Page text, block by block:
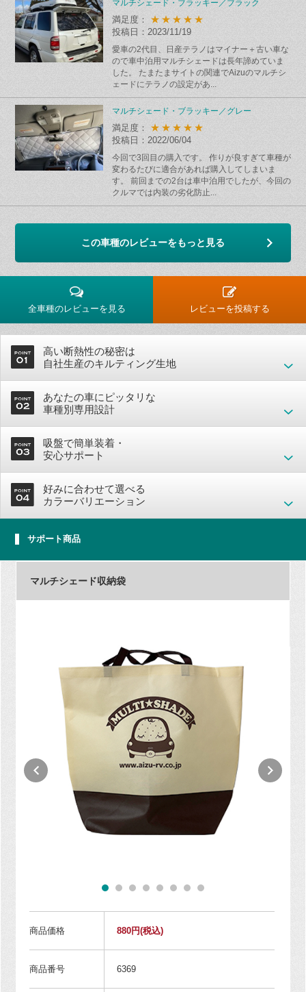
マルチシェード・ブラッキー／ブラック
満足度： ★★★★★
投稿日：2023/11/19
愛車の2代目、日産テラノはマイナー＋古い車な
ので車中泊用マルチシェードは長年諦めていま
した。 たまたまサイトの関連でAizuのマルチシ
ェードにテラノの設定があ...
マルチシェード・ブラッキー／グレー
満足度： ★★★★★
投稿日：2022/06/04
今回で3回目の購入です。 作りが良すぎて車種が
変わるたびに適合があれば購入してしまいま
す。 前回までの2台は車中泊用でしたが、今回の
クルマでは内装の劣化防止...
この車種のレビューをもっと見る
全車種のレビューを見る レビューを投稿する
高い断熱性の秘密は
自社生産のキルティング生地
あなたの車にピッタリな
車種別専用設計
吸盤で簡単装着・
安心サポート
好みに合わせて選べる
カラーバリエーション
サポート商品
マルチシェード収納袋
商品価格 880円(税込)
商品番号 6369